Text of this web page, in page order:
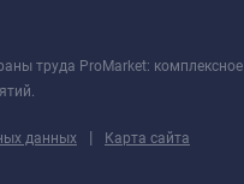
труда ProMarket: комплексное
данных | Карта сайта